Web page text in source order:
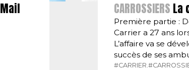
CARROSSIERS La
Première partie :
Carrier a 27 ans
L’affaire va se
succès de ses
#CARRIER.